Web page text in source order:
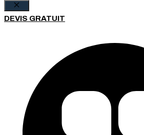
Fermer
DEVIS GRATUIT